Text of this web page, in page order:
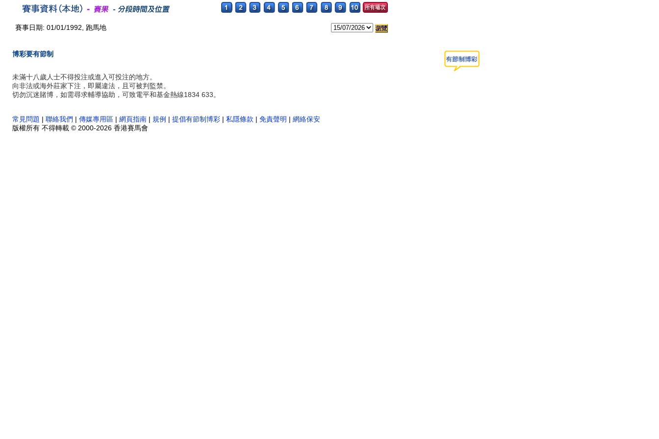
賽事日期: 01/01/1992, 跑馬地
博彩要有節制
未滿十八歲人士不得投注或進入可投注的地方。
向非法或海外莊家下注，即屬違法，且可被判監禁。
切勿沉迷賭博，如需尋求輔導協助，可致電平和基金熱線1834 633。
常見問題 | 聯絡我們 | 傳媒專用區 | 網頁指南 | 規例 | 提倡有節制博彩 | 私隱條款 | 免責聲明 | 網絡保安
版權所有 不得轉載 © 2000-2026 香港賽馬會